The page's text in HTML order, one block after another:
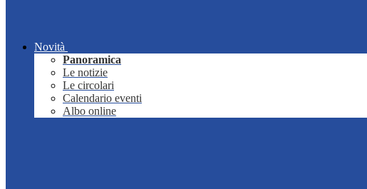
Novità
Panoramica
Le notizie
Le circolari
Calendario eventi
Albo online